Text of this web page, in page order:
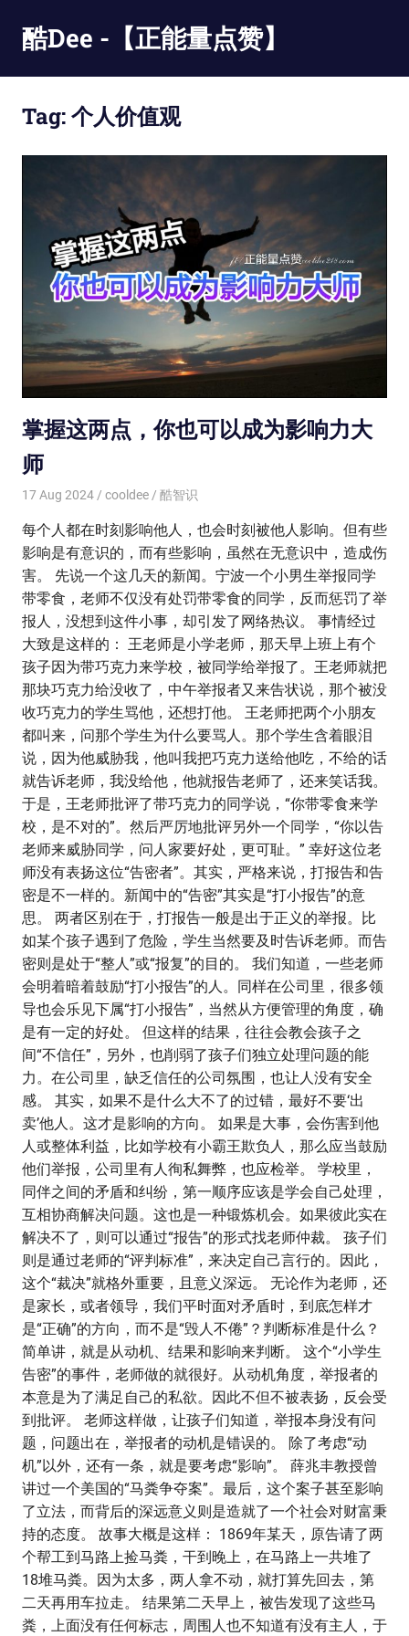
content
酷Dee -【正能量点赞】
最
Tag:个人价值观
掌握这两点，你也可以成为影响力大
师
17 Aug 2024 cooldee 酷智识
每个人都在时刻影响他人，也会时刻被他人影响。但有些
影响是有意识的，而有些影响，虽然在无意识中，造成伤
害。 先说一个这几天的新闻。宁波一个小男生举报同学
带零食，老师不仅没有处罚带零食的同学，反而惩罚了举
报人，没想到这件小事，却引发了网络热议。 事情经过
大致是这样的： 王老师是小学老师，那天早上班上有个
孩子因为带巧克力来学校，被同学给举报了。王老师就把
那块巧克力给没收了，中午举报者又来告状说，那个被没
收巧克力的学生骂他，还想打他。 王老师把两个小朋友
都叫来，问那个学生为什么要骂人。那个学生含着眼泪
说，因为他威胁我，他叫我把巧克力送给他吃，不给的话
就告诉老师，我没给他，他就报告老师了，还来笑话我。
于是，王老师批评了带巧克力的同学说，“你带零食来学
校，是不对的”。然后严厉地批评另外一个同学，“你以告
老师来威胁同学，问人家要好处，更可耻。” 幸好这位老
师没有表扬这位“告密者”。其实，严格来说，打报告和告
密是不一样的。新闻中的“告密”其实是“打小报告”的意
思。 两者区别在于，打报告一般是出于正义的举报。比
如某个孩子遇到了危险，学生当然要及时告诉老师。而告
密则是处于“整人”或“报复”的目的。 我们知道，一些老师
会明着暗着鼓励“打小报告”的人。同样在公司里，很多领
导也会乐见下属“打小报告”，当然从方便管理的角度，确
是有一定的好处。 但这样的结果，往往会教会孩子之
间“不信任”，另外，也削弱了孩子们独立处理问题的能
力。在公司里，缺乏信任的公司氛围，也让人没有安全
感。 其实，如果不是什么大不了的过错，最好不要‘出
卖’他人。这才是影响的方向。 如果是大事，会伤害到他
人或整体利益，比如学校有小霸王欺负人，那么应当鼓励
他们举报，公司里有人徇私舞弊，也应检举。 学校里，
同伴之间的矛盾和纠纷，第一顺序应该是学会自己处理，
互相协商解决问题。这也是一种锻炼机会。如果彼此实在
解决不了，则可以通过“报告”的形式找老师仲裁。 孩子们
则是通过老师的“评判标准”，来决定自己言行的。因此，
这个“裁决”就格外重要，且意义深远。 无论作为老师，还
是家长，或者领导，我们平时面对矛盾时，到底怎样才
是“正确”的方向，而不是“毁人不倦”？判断标准是什么？
简单讲，就是从动机、结果和影响来判断。 这个“小学生
告密”的事件，老师做的就很好。从动机角度，举报者的
本意是为了满足自己的私欲。因此不但不被表扬，反会受
到批评。 老师这样做，让孩子们知道，举报本身没有问
题，问题出在，举报者的动机是错误的。 除了考虑“动
机”以外，还有一条，就是要考虑“影响”。 薛兆丰教授曾
讲过一个美国的“马粪争夺案”。最后，这个案子甚至影响
了立法，而背后的深远意义则是造就了一个社会对财富秉
持的态度。 故事大概是这样： 1869年某天，原告请了两
个帮工到马路上捡马粪，干到晚上，在马路上一共堆了
18堆马粪。因为太多，两人拿不动，就打算先回去，第
二天再用车拉走。 结果第二天早上，被告发现了这些马
粪，上面没有任何标志，周围人也不知道有没有主人，于